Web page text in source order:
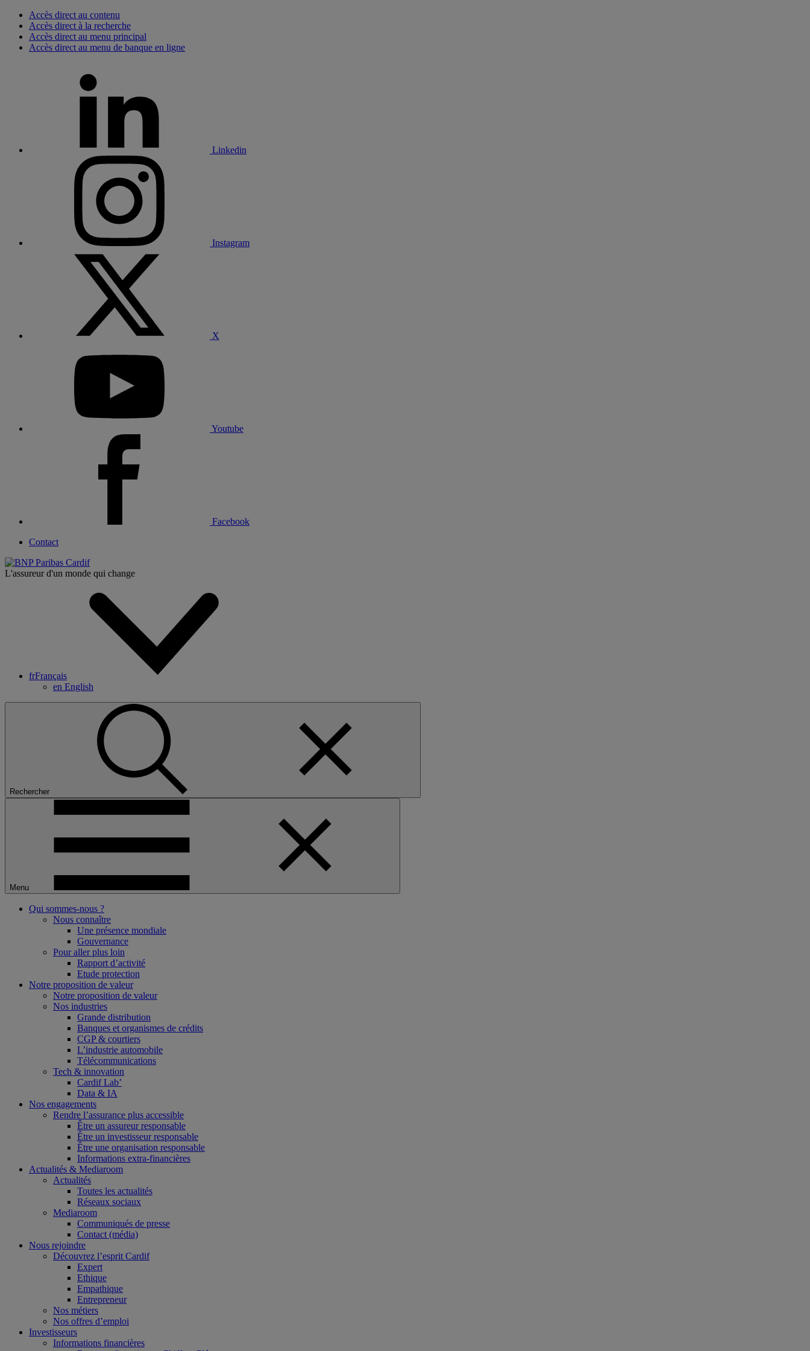
Accès direct au contenu
Accès direct à la recherche
Accès direct au menu principal
Accès direct au menu de banque en ligne
Linkedin
Instagram
X
Youtube
Facebook
Contact
L'assureur d'un monde qui change
frFrançais
en English
Rechercher
Menu
Qui sommes-nous ?
Nous connaître
Une présence mondiale
Gouvernance
Pour aller plus loin
Rapport d’activité
Etude protection
Notre proposition de valeur
Notre proposition de valeur
Nos industries
Grande distribution
Banques et organismes de crédits
CGP & courtiers
L’industrie automobile
Télécommunications
Tech & innovation
Cardif Lab’
Data & IA
Nos engagements
Rendre l’assurance plus accessible
Être un assureur responsable
Être un investisseur responsable
Être une organisation responsable
Informations extra-financières
Actualités & Mediaroom
Actualités
Toutes les actualités
Réseaux sociaux
Mediaroom
Communiqués de presse
Contact (média)
Nous rejoindre
Découvrez l’esprit Cardif
Expert
Ethique
Empathique
Entrepreneur
Nos métiers
Nos offres d’emploi
Investisseurs
Informations financières